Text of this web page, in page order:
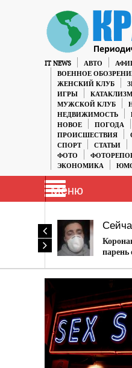
IT NEWS АВТО
ВОЕННОЕ
ЖЕНСКИЙ КЛУБ
ИГРЫ
МУЖСКОЙ КЛУБ
НЕДВИЖИМОСТЬ
НОВОЕ
ПОГОДА
ПРОИСШЕСТВИЯ
СПОРТ
СТАТЬИ
ФОТО
ЭКОНОМИКА
Меню
парень